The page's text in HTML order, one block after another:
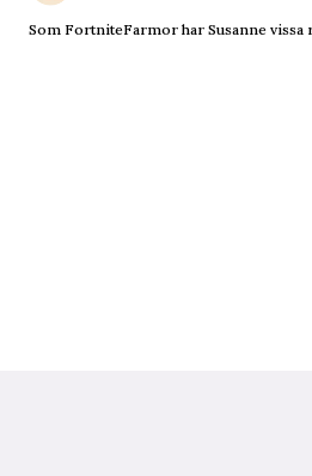
Som FortniteFarmor har Susanne vissa